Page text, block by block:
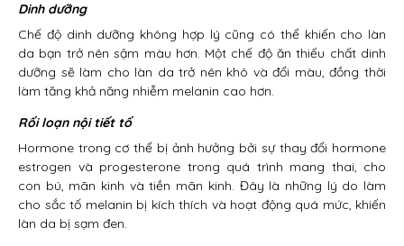
Dinh dưỡng
Chế độ dinh dưỡng không hợp lý cũng có thể khiến cho làn
da bạn trở nên sậm màu hơn. Một chế độ ăn thiếu chất dinh
dưỡng sẽ làm cho làn da trở nên khô và đổi màu, đồng thời
làm tăng khả năng nhiễm melanin cao hơn.
Rối loạn nội tiết tố
Hormone trong cơ thể bị ảnh hưởng bởi sự thay đổi hormone
estrogen và progesterone trong quá trình mang thai, cho
con bú, mãn kinh và tiền mãn kinh. Đây là những lý do làm
cho sắc tố melanin bị kích thích và hoạt động quá mức, khiến
làn da bị sạm đen.